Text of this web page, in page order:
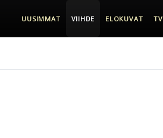
UUSIMMAT VIIHDE ELOKUVAT TV